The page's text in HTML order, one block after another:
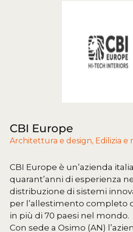
CBI Europe
Architettura e design, Edilizia e
CBI Europe è un’azienda
quarant’anni di esperienza
distribuzione di sistemi
per l’allestimento completo
in più di 70 paesi nel mondo.
Con sede a Osimo (AN)